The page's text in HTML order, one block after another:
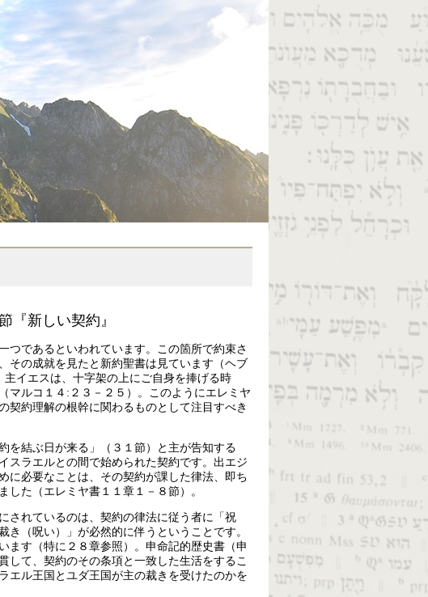
『新しい契約』
つであるといわれています。この箇所で約束さ
その成就を見たと新約聖書は見ています（ヘブ
イエスは、十字架の上にご自身を捧げる時
マルコ１４:２３－２５）。このようにエレミヤ
契約理解の根幹に関わるものとして注目すべき
を結ぶ日が来る」（３１節）と主が告知する
スラエルとの間で始められた契約です。出エジ
に必要なことは、その契約が課した律法、即ち
した（エレミヤ書１１章１－８節）。
されているのは、契約の律法に従う者に「祝
（呪い）」が必然的に伴うということです。
ます（特に２８章参照）。申命記的歴史書（申
して、契約のその条項と一致した生活をするこ
エル王国とユダ王国が主の裁きを受けたのかを